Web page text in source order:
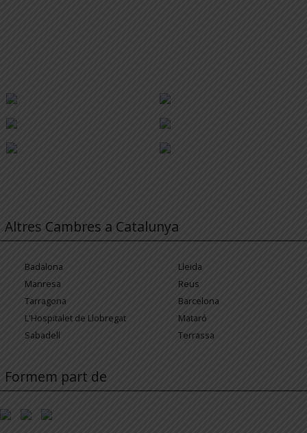
Altres Cambres a Catalunya
Badalona
Lleida
Manresa
Reus
Tarragona
Barcelona
L'Hospitalet de Llobregat
Mataró
Sabadell
Terrassa
Formem part de